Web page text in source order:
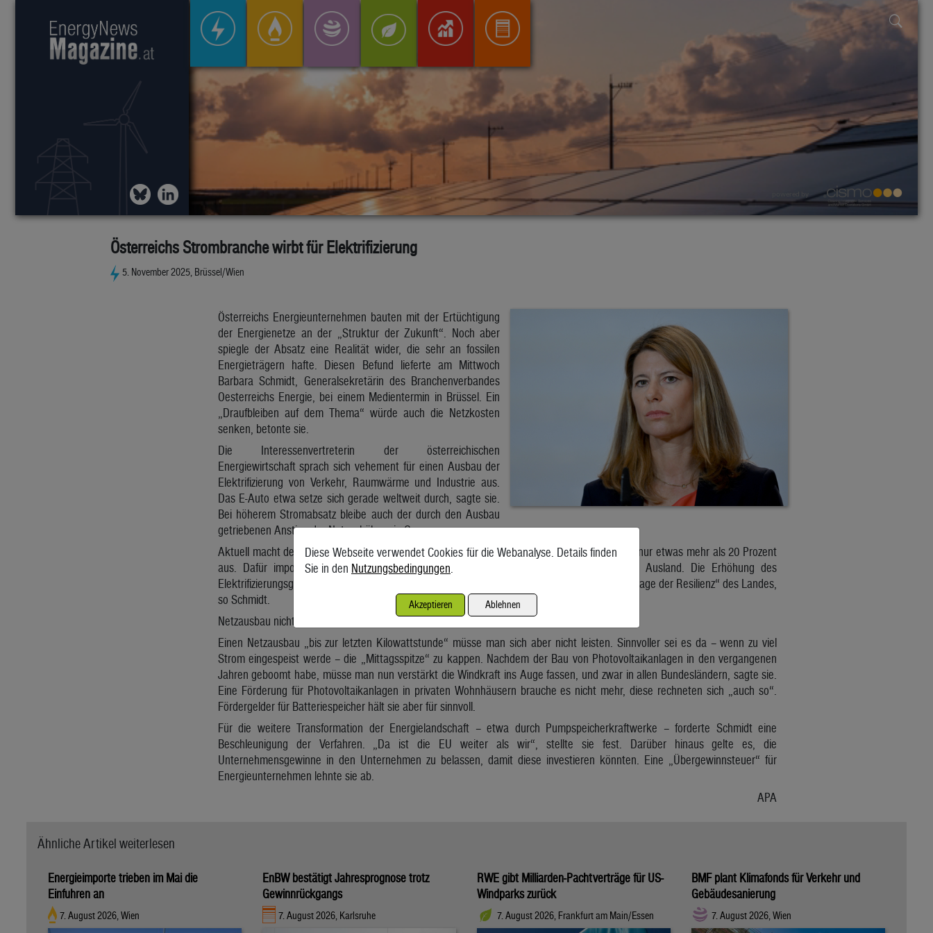
Österreichs Strombranche wirbt für Elektrifizierung
5. November 2025, Brüssel/Wien
Österreichs Energieunternehmen bauten mit der Ertüchtigung
der Energienetze an der „Struktur der Zukunft“. Noch aber
spiegle der Absatz eine Realität wider, die sehr an fossilen
Energieträgern hafte. Diesen Befund lieferte am Mittwoch
Barbara Schmidt, Generalsekretärin des Branchenverbandes
Oesterreichs Energie, bei einem Medientermin in Brüssel. Ein
„Draufbleiben auf dem Thema“ würde auch die Netzkosten
senken, betonte sie.
Die Interessenvertreterin der österreichischen
Energiewirtschaft sprach sich vehement für einen Ausbau der
Elektrifizierung von Verkehr, Raumwärme und Industrie aus.
Das E-Auto etwa setze sich gerade weltweit durch, sagte sie.
Bei höherem Stromabsatz bleibe auch der durch den Ausbau
getriebenen Anstieg der Netzgebühren in Grenzen.
Aktuell macht der Anteil des Stroms am Gesamtenergieverbrauch in Österreich laut Schmidt nur etwas mehr als 20 Prozent
aus. Dafür importiere Österreich jährlich für zehn Milliarden Euro Öl und Gas aus dem Ausland. Die Erhöhung des
Elektrifizierungsgrads sei deshalb nicht nur ein Beitrag zum Klimaschutz, sondern auch eine „Frage der Resilienz“ des Landes,
so Schmidt.
Netzausbau nicht „bis zur letzten Kilowattstunde“
Einen Netzausbau „bis zur letzten Kilowattstunde“ müsse man sich aber nicht leisten. Sinnvoller sei es da – wenn zu viel
Strom eingespeist werde – die „Mittagsspitze“ zu kappen. Nachdem der Bau von Photovoltaikanlagen in den vergangenen
Jahren geboomt habe, müsse man nun verstärkt die Windkraft ins Auge fassen, und zwar in allen Bundesländern, sagte sie.
Eine Förderung für Photovoltaikanlagen in privaten Wohnhäusern brauche es nicht mehr, diese rechneten sich „auch so“.
Fördergelder für Batteriespeicher hält sie aber für sinnvoll.
Für die weitere Transformation der Energielandschaft – etwa durch Pumpspeicherkraftwerke – forderte Schmidt eine
Beschleunigung der Verfahren. „Da ist die EU weiter als wir“, stellte sie fest. Darüber hinaus gelte es, die
Unternehmensgewinne in den Unternehmen zu belassen, damit diese investieren könnten. Eine „Übergewinnsteuer“ für
Energieunternehmen lehnte sie ab.
APA
Ähnliche Artikel weiterlesen
Energieimporte trieben im Mai die
Einfuhren an
7. August 2026, Wien
EnBW bestätigt Jahresprognose trotz
Gewinnrückgangs
7. August 2026, Karlsruhe
RWE gibt Milliarden-Pachtverträge für US-
Windparks zurück
7. August 2026, Frankfurt am Main/Essen
BMF plant Klimafonds für Verkehr und
Gebäudesanierung
7. August 2026, Wien
Diese Webseite verwendet Cookies für die Webanalyse. Details finden
Sie in den Nutzungsbedingungen.
Akzeptieren Ablehnen